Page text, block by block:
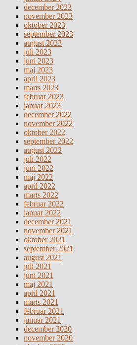
december 2023
november 2023
oktober 2023
september 2023
august 2023
juli 2023
juni 2023
maj 2023
april 2023
marts 2023
februar 2023
januar 2023
december 2022
november 2022
oktober 2022
september 2022
august 2022
juli 2022
juni 2022
maj 2022
april 2022
marts 2022
februar 2022
januar 2022
december 2021
november 2021
oktober 2021
september 2021
august 2021
juli 2021
juni 2021
maj 2021
april 2021
marts 2021
februar 2021
januar 2021
december 2020
november 2020